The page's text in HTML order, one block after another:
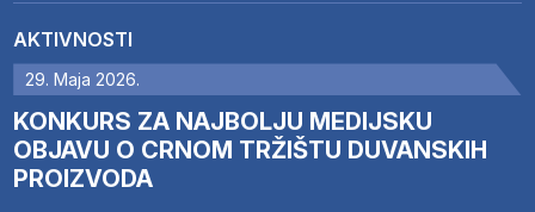
AKTIVNOSTI
29. Maja 2026.
KONKURS ZA NAJBOLJU MEDIJSKU
OBJAVU O CRNOM TRŽIŠTU DUVANSKIH
PROIZVODA